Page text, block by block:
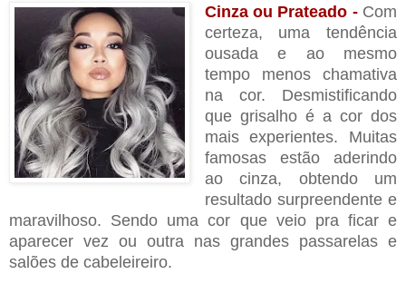
Cinza ou Prateado -Com
certeza, uma tendência
ousada e ao mesmo
tempo menos chamativa
na cor. Desmistificando
que grisalho é a cor dos
mais experientes. Muitas
famosas estão aderindo
ao cinza, obtendo um
resultado surpreendente e
maravilhoso. Sendo uma cor que veio pra ficar e
aparecer vez ou outra nas grandes passarelas e
salões de cabeleireiro.